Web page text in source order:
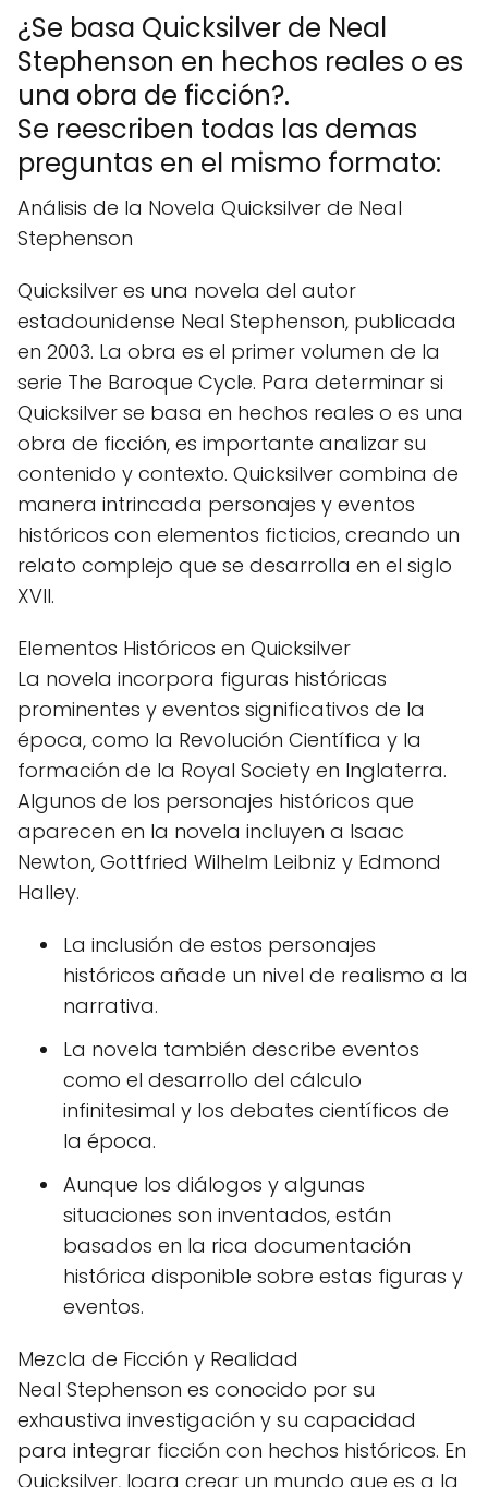
¿Se basa Quicksilver de Neal
Stephenson en hechos reales o es
una obra de ficción?.
Se reescriben todas las demas
preguntas en el mismo formato:
Análisis de la Novela Quicksilver de Neal
Stephenson
Quicksilver es una novela del autor
estadounidense Neal Stephenson, publicada
en 2003. La obra es el primer volumen de la
serie The Baroque Cycle. Para determinar si
Quicksilver se basa en hechos reales o es una
obra de ficción, es importante analizar su
contenido y contexto. Quicksilver combina de
manera intrincada personajes y eventos
históricos con elementos ficticios, creando un
relato complejo que se desarrolla en el siglo
XVII.
Elementos Históricos en Quicksilver
La novela incorpora figuras históricas
prominentes y eventos significativos de la
época, como la Revolución Científica y la
formación de la Royal Society en Inglaterra.
Algunos de los personajes históricos que
aparecen en la novela incluyen a Isaac
Newton, Gottfried Wilhelm Leibniz y Edmond
Halley.
La inclusión de estos personajes
históricos añade un nivel de realismo a la
narrativa.
La novela también describe eventos
como el desarrollo del cálculo
infinitesimal y los debates científicos de
la época.
Aunque los diálogos y algunas
situaciones son inventados, están
basados en la rica documentación
histórica disponible sobre estas figuras y
eventos.
Mezcla de Ficción y Realidad
Neal Stephenson es conocido por su
exhaustiva investigación y su capacidad
para integrar ficción con hechos históricos. En
Quicksilver, logra crear un mundo que es a la